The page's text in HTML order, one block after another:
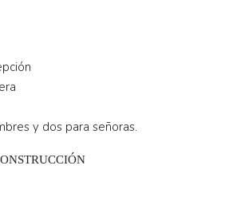
y dos para señoras.